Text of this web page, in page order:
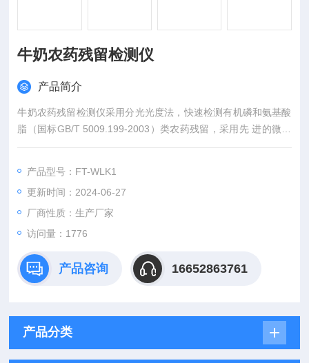
牛奶农药残留检测仪
产品简介
牛奶农药残留检测仪采用分光光度法，快速检测有机磷和氨基酸
脂（国标GB/T 5009.199-2003）类农药残留，采用先 进的微流
控技术，博士团队。
产品型号：FT-WLK1
更新时间：2024-06-27
厂商性质：生产厂家
访问量：1776
产品咨询 16652863761
产品分类